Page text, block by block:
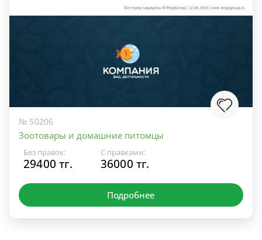
№ 50206
Зоотовары и домашние питомцы
Без правок:
29400 тг.
С правками:
36000 тг.
Подробнее